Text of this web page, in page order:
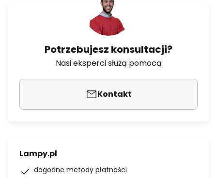
Potrzebujesz konsultacji?
Nasi eksperci służą pomocą
Kontakt
Lampy.pl
dogodne metody płatności